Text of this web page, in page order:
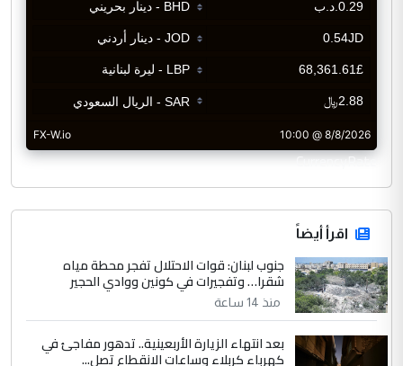
CurrencyRate
اقرأ أيضاً
جنوب لبنان: قوات الاحتلال تفجر محطة مياه
شقرا… وتفجيرات في كونين ووادي الحجير
منذ 14 ساعة
بعد انتهاء الزيارة الأربعينية.. تدهور مفاجئ في
كهرباء كربلاء وساعات الانقطاع تصل...